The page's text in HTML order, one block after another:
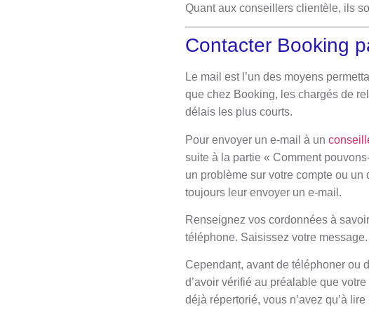
Quant aux conseillers clientèle, ils
Contacter Booking
Le mail est l’un des moyens
que chez Booking, les chargés de
délais les plus courts.
Pour envoyer un e-mail à un
suite à la partie « Comment
un problème sur votre compte ou
toujours leur envoyer un e-mail.
Renseignez vos cordonnées à
téléphone. Saisissez votre
Cependant, avant de téléphoner ou
d’avoir vérifié au préalable que
déjà répertorié, vous n’avez qu’à